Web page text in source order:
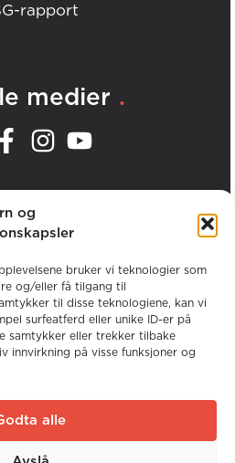
og
bruker vi teknologier som
og/eller få tilgang til
til disse teknologiene, kan vi
surfeatferd eller unike ID-er på
samtykker eller trekker tilbake
innvirkning på visse funksjoner og
alle
rapport
medier .
Engineering. Alle
forbeholdt.
av Avalanche